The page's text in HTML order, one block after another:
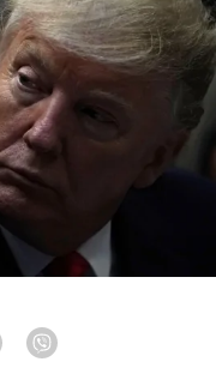
TelegramViber